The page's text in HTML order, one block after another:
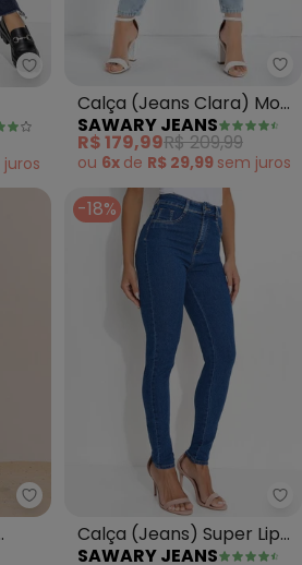
Sawary Jeans - Calça (Jeans
juros
Calça (Jeans Clara) Mom
Jeans Destroyed Sawary
SAWARY JEANS
R$ 179,99R$ 209,99
ou 6x de R$ 29,99 sem juros
Angel - Calça Skinny Basica
-18%
Calça (Jeans) Super Lipo
SAWARY JEANS